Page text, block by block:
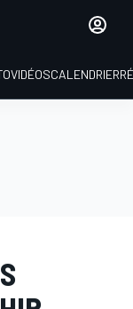
VIDÉOSCALENDRIER